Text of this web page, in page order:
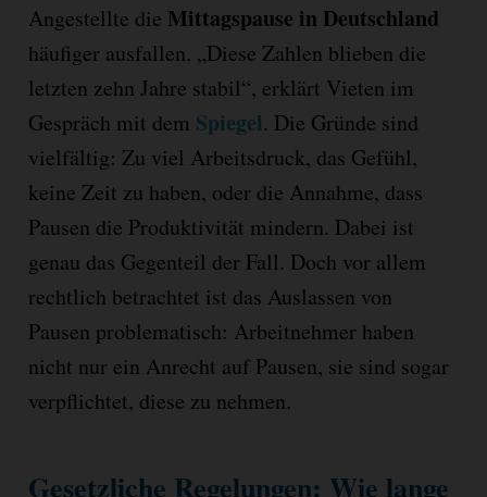
Angestellte die Mittagspause in Deutschland
häufiger ausfallen. „Diese Zahlen blieben die
letzten zehn Jahre stabil“, erklärt Vieten im
Gespräch mit dem Spiegel. Die Gründe sind
vielfältig: Zu viel Arbeitsdruck, das Gefühl,
keine Zeit zu haben, oder die Annahme, dass
Pausen die Produktivität mindern. Dabei ist
genau das Gegenteil der Fall. Doch vor allem
rechtlich betrachtet ist das Auslassen von
Pausen problematisch: Arbeitnehmer haben
nicht nur ein Anrecht auf Pausen, sie sind sogar
verpflichtet, diese zu nehmen.
Gesetzliche Regelungen: Wie lange